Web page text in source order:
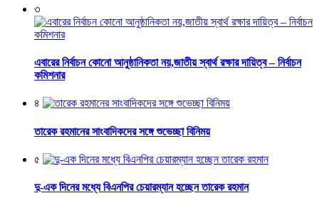
৩
এবারের নির্বাচন কোনো আনুষ্ঠানিকতা নয়,জাতীয় স্বার্থ রক্ষার দায়িত্ব – নির্বাচন
কমিশনার
৪
তারেক রহমানের সাংবাদিকদের সঙ্গে শুভেচ্ছা বিনিময়
৫
দু-এক দিনের মধ্যে বিএনপির চেয়ারম্যান হচ্ছেন তারেক রহমান